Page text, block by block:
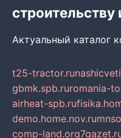
строительству
Актуальный каталог
t25-tractor.ru
gbmk.spb.ruromania-
airheat-spb.ru
demo.home.nov.ru
comp-land.org